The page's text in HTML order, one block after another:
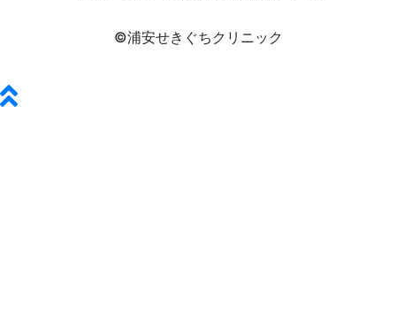
©浦安せきぐちクリニック